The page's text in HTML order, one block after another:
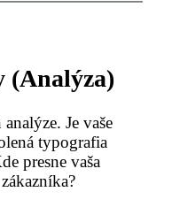
(Analýza)
Je vaše
typografia
presne vaša